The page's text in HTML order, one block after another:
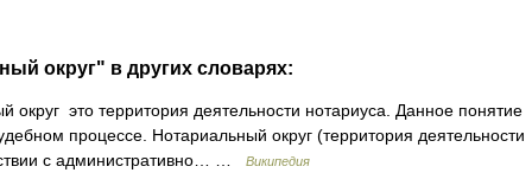
округ" в других словарях:
округ это территория деятельности нотариуса. Данное понятие
процессе. Нотариальный округ (территория деятельности
с административно… …
Википедия